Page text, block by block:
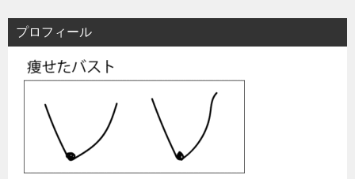
プロフィール